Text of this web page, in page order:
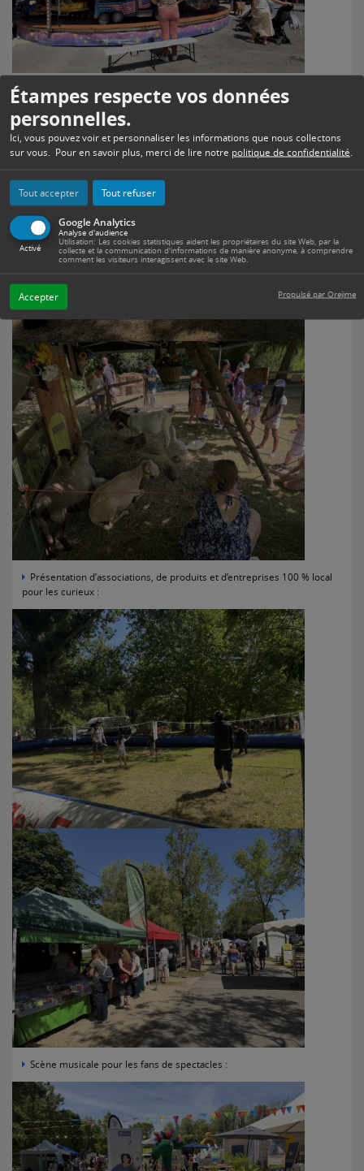
Étampes respecte vos données
personnelles.
Ici, vous pouvez voir et personnaliser les informations que nous collectons
sur vous. Pour en savoir plus, merci de lire notre politique de confidentialité
Tout accepter Tout refuser
Google Analytics
Activé
Analyse d'audience
Utilisation: Les cookies statistiques aident les propriétaires du site Web, par la
collecte et la communication d'informations de manière anonyme, à comprendre
comment les visiteurs interagissent avec le site Web.
Accepter Propulsé par Orejime
Ferme pédagogique et balade en poney pour les amoureux de la nature
:
Présentation d’associations, de produits et d’entreprises 100 % local
pour les curieux :
Scène musicale pour les fans de spectacles :